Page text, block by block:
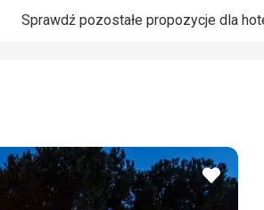
Sprawdź pozostałe propozycje dla
dodaj
do